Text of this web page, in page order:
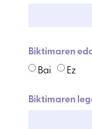
Biktimaren
Bai Ez
Biktimaren